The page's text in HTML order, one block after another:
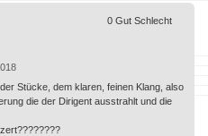
Stücke, dem klaren, feinen Klang, also
die der Dirigent ausstrahlt und die
0 Gut Schlecht